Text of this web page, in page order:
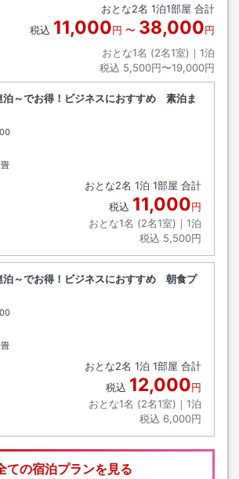
おとな2名 1泊1部屋 合計
税込 11,000円 〜 38,000円
おとな1名 (2名1室)｜ 1泊
税込 5,500円〜19,000円
泊～でお得！ビジネスにおすすめ 素泊ま
ックアウト
おとな2名 1泊 1部屋 合計
税込 11,000円
おとな1名 (2名1室)｜ 1泊
税込 5,500円
泊～でお得！ビジネスにおすすめ 朝食プ
ックアウト
おとな2名 1泊 1部屋 合計
税込 12,000円
おとな1名 (2名1室)｜ 1泊
税込 6,000円
ての宿泊プランを見る